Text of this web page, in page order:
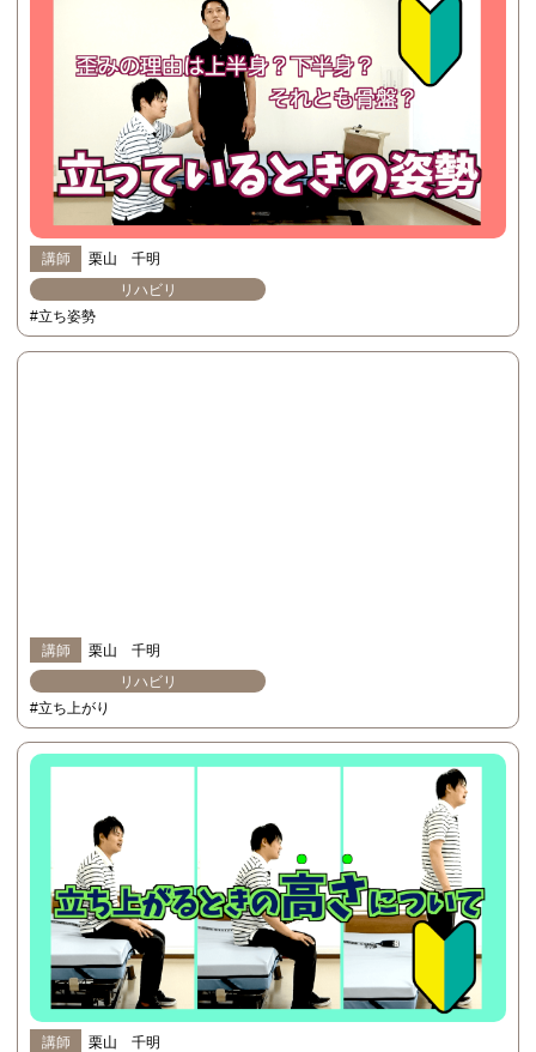
講師
栗山 千明
リハビリ
#立ち姿勢
講師
栗山 千明
リハビリ
#立ち上がり
講師
栗山 千明